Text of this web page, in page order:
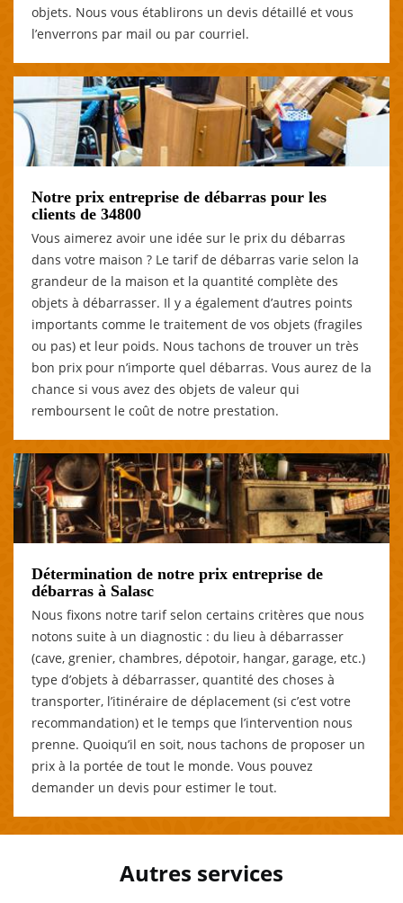
objets. Nous vous établirons un devis détaillé et vous
l’enverrons par mail ou par courriel.
Notre prix entreprise de débarras pour les
clients de 34800
Vous aimerez avoir une idée sur le prix du débarras
dans votre maison ? Le tarif de débarras varie selon la
grandeur de la maison et la quantité complète des
objets à débarrasser. Il y a également d’autres points
importants comme le traitement de vos objets (fragiles
ou pas) et leur poids. Nous tachons de trouver un très
bon prix pour n’importe quel débarras. Vous aurez de la
chance si vous avez des objets de valeur qui
remboursent le coût de notre prestation.
Détermination de notre prix entreprise de
débarras à Salasc
Nous fixons notre tarif selon certains critères que nous
notons suite à un diagnostic : du lieu à débarrasser
(cave, grenier, chambres, dépotoir, hangar, garage, etc.)
type d’objets à débarrasser, quantité des choses à
transporter, l’itinéraire de déplacement (si c’est votre
recommandation) et le temps que l’intervention nous
prenne. Quoiqu’il en soit, nous tachons de proposer un
prix à la portée de tout le monde. Vous pouvez
demander un devis pour estimer le tout.
Autres services